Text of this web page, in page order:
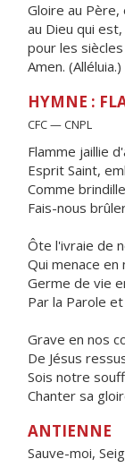
Gloire au Père,
au Dieu qui
pour les
Amen. (Alléluia.)
HYMNE :
CFC — CNPL
Flamme jaillie
Esprit Saint,
Comme
Fais-nous
Ôte l'ivraie de
Qui menace en
Germe de vie
Par la Parole
Grave en nos
De Jésus
Sois notre
Chanter sa
ANTIENNE
Sauve-moi,